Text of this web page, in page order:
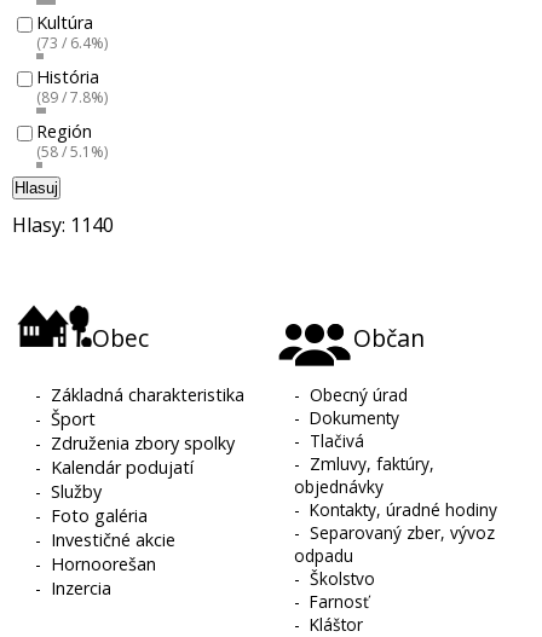
Kultúra
(73 / 6.4%)
História
(89 / 7.8%)
Región
(58 / 5.1%)
Hlasuj
Hlasy: 1140
Obec
- Základná charakteristika
-Šport
- Združenia zbory spolky
- Kalendár podujatí
-Služby
- Foto galéria
- Investičné akcie
- Hornoorešan
- Inzercia
Občan
-Obecný úrad
-Dokumenty
- Tlačivá
- Zmluvy, faktúry,
objednávky
-Kontakty, úradné hodiny
-Separovaný zber, vývoz
odpadu
-Školstvo
-Farnosť
-Kláštor